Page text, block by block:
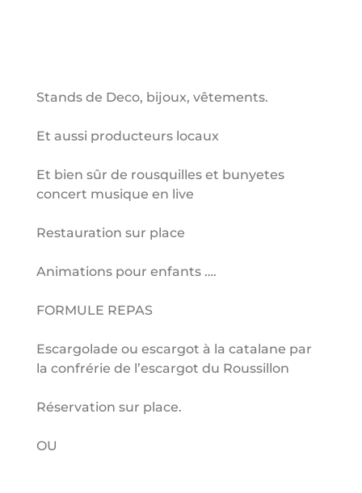
Stands de Deco, bijoux, vêtements.
Et aussi producteurs locaux
Et bien sûr de rousquilles et bunyetes
concert musique en live
Restauration sur place
Animations pour enfants ….
FORMULE REPAS
Escargolade ou escargot à la catalane par
la confrérie de l’escargot du Roussillon
Réservation sur place.
OU